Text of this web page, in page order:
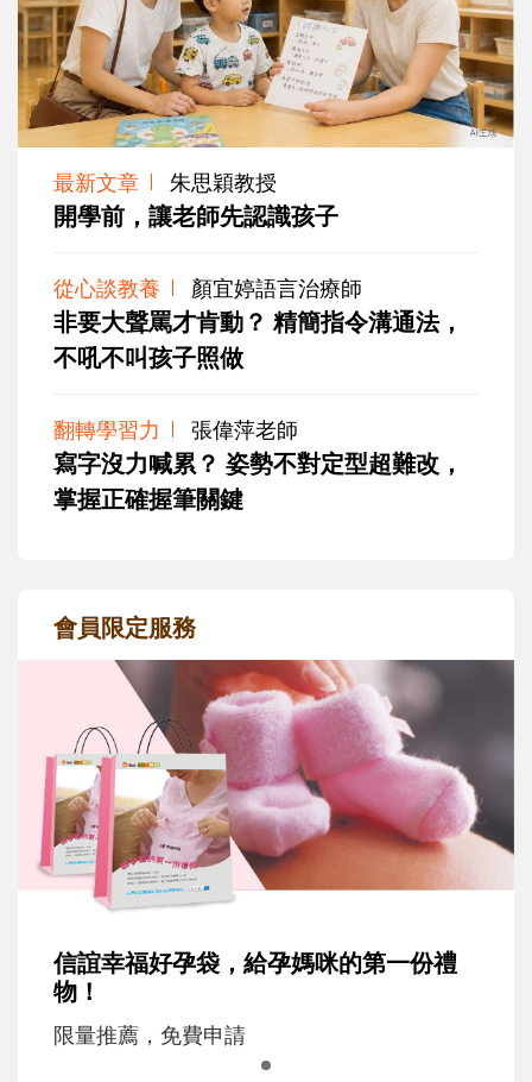
最新文章 朱思穎教授
開學前，讓老師先認識孩子
從心談教養 顏宜婷語言治療師
非要大聲罵才肯動？ 精簡指令溝通法，
不吼不叫孩子照做
翻轉學習力 張偉萍老師
寫字沒力喊累？ 姿勢不對定型超難改，
掌握正確握筆關鍵
會員限定服務
信誼幸福好孕袋，給孕媽咪的第一份禮
物！
限量推薦，免費申請